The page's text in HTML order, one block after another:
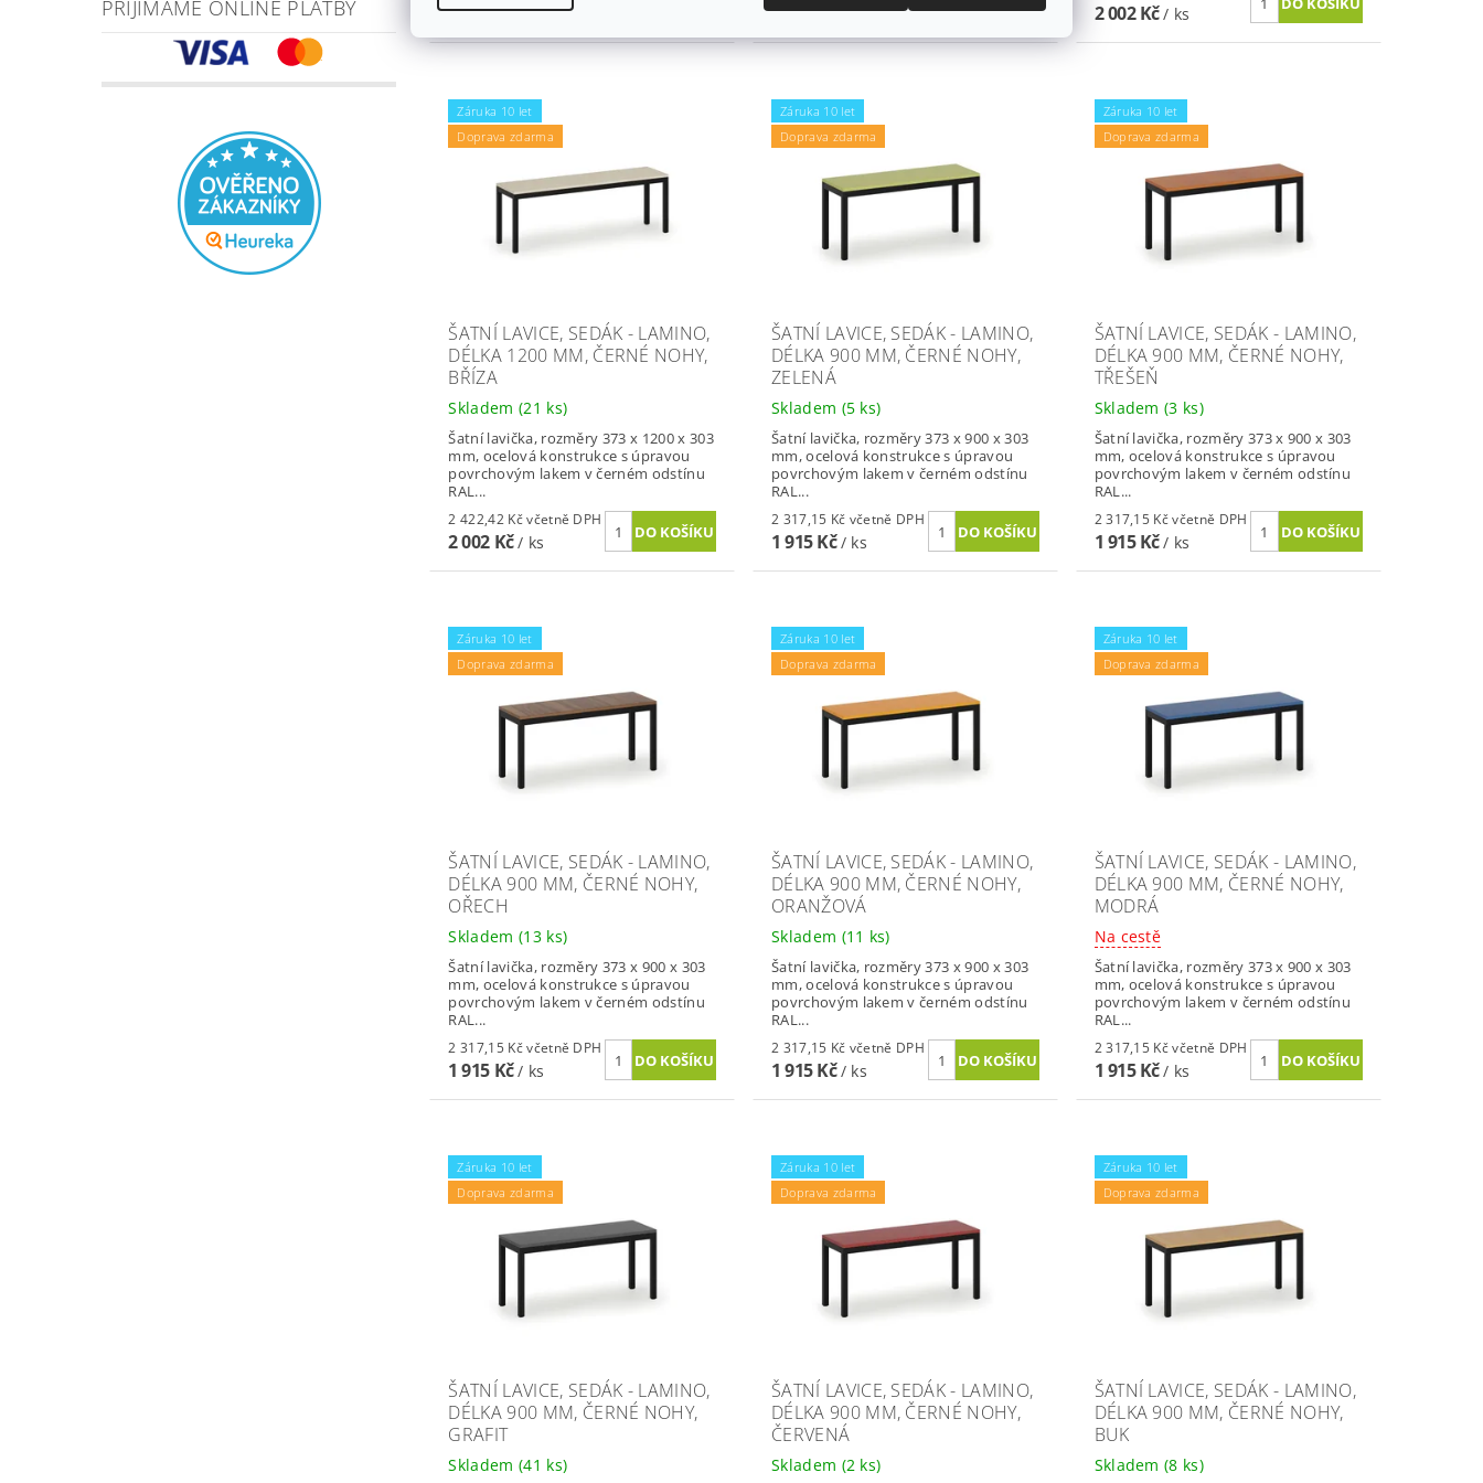
PŘIJÍMÁME ONLINE PLATBY 2 002 Kč/ ks 2 002 Kč/ ks 2 002 Kč/ ks
Záruka 10 let
Doprava zdarma
ŠATNÍ LAVICE, SEDÁK - LAMINO,
DÉLKA 1200 MM, ČERNÉ NOHY,
BŘÍZA
Skladem (21 ks)
Šatní lavička, rozměry 373 x 1200 x 303
mm, ocelová konstrukce s úpravou
povrchovým lakem v černém odstínu
RAL...
2 422,42 Kč včetně DPH
2 002 Kč/ ks
Záruka 10 let
Doprava zdarma
ŠATNÍ LAVICE, SEDÁK - LAMINO,
DÉLKA 900 MM, ČERNÉ NOHY,
ZELENÁ
Skladem (5 ks)
Šatní lavička, rozměry 373 x 900 x 303
mm, ocelová konstrukce s úpravou
povrchovým lakem v černém odstínu
RAL...
2 317,15 Kč včetně DPH
1 915 Kč/ ks
Záruka 10 let
Doprava zdarma
ŠATNÍ LAVICE, SEDÁK - LAMINO,
DÉLKA 900 MM, ČERNÉ NOHY,
TŘEŠEŇ
Skladem(3 ks)
Šatní lavička, rozměry 373 x 900 x 303
mm, ocelová konstrukce s úpravou
povrchovým lakem v černém odstínu
RAL...
2 317,15 Kč včetně DPH
1 915 Kč/ ks
Záruka 10 let
Doprava zdarma
ŠATNÍ LAVICE, SEDÁK - LAMINO,
DÉLKA 900 MM, ČERNÉ NOHY,
OŘECH
Skladem (13 ks)
Šatní lavička, rozměry 373 x 900 x 303
mm, ocelová konstrukce s úpravou
povrchovým lakem v černém odstínu
RAL...
2 317,15 Kč včetně DPH
1 915 Kč/ ks
Záruka 10 let
Doprava zdarma
ŠATNÍ LAVICE, SEDÁK - LAMINO,
DÉLKA 900 MM, ČERNÉ NOHY,
ORANŽOVÁ
Skladem (11 ks)
Šatní lavička, rozměry 373 x 900 x 303
mm, ocelová konstrukce s úpravou
povrchovým lakem v černém odstínu
RAL...
2 317,15 Kč včetně DPH
1 915 Kč/ ks
Záruka 10 let
Doprava zdarma
ŠATNÍ LAVICE, SEDÁK - LAMINO,
DÉLKA 900 MM, ČERNÉ NOHY,
MODRÁ
Na cestě
Šatní lavička, rozměry 373 x 900 x 303
mm, ocelová konstrukce s úpravou
povrchovým lakem v černém odstínu
RAL...
2 317,15 Kč včetně DPH
1 915 Kč/ ks
Záruka 10 let
Doprava zdarma
ŠATNÍ LAVICE, SEDÁK - LAMINO,
DÉLKA 900 MM, ČERNÉ NOHY,
GRAFIT
Skladem (41 ks)
Záruka 10 let
Doprava zdarma
ŠATNÍ LAVICE, SEDÁK - LAMINO,
DÉLKA 900 MM, ČERNÉ NOHY,
ČERVENÁ
Skladem (2 ks)
Záruka 10 let
Doprava zdarma
ŠATNÍ LAVICE, SEDÁK - LAMINO,
DÉLKA 900 MM, ČERNÉ NOHY,
BUK
Skladem(8 ks)